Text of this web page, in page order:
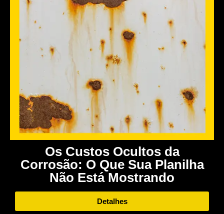
Os Custos Ocultos da
Corrosão: O Que Sua Planilha
Não Está Mostrando
Detalhes